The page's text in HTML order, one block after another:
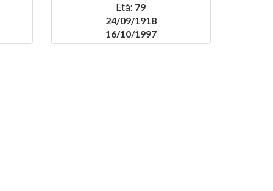
Età: 79
24/09/1918
16/10/1997